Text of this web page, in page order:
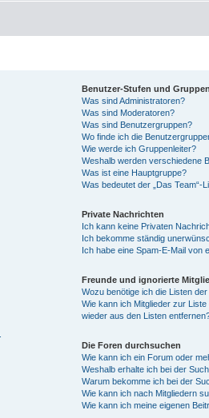
Benutzer-Stufen und Gruppen
Was sind Administratoren?
Was sind Moderatoren?
Was sind Benutzergruppen?
Wo finde ich die
Wie werde ich Gruppenleiter?
Weshalb werden verschiedene
Was ist eine Hauptgruppe?
Was bedeutet der „Das Team“-
Private Nachrichten
Ich kann keine Privaten
Ich bekomme ständig
Ich habe eine Spam-E-Mail von
Freunde und ignorierte
Wozu benötige ich die Listen
Wie kann ich Mitglieder zur
wieder aus den Listen
Die Foren durchsuchen
Wie kann ich ein Forum oder
Weshalb erhalte ich bei der
Warum bekomme ich bei der
Wie kann ich nach Mitgliedern
Wie kann ich meine eigenen